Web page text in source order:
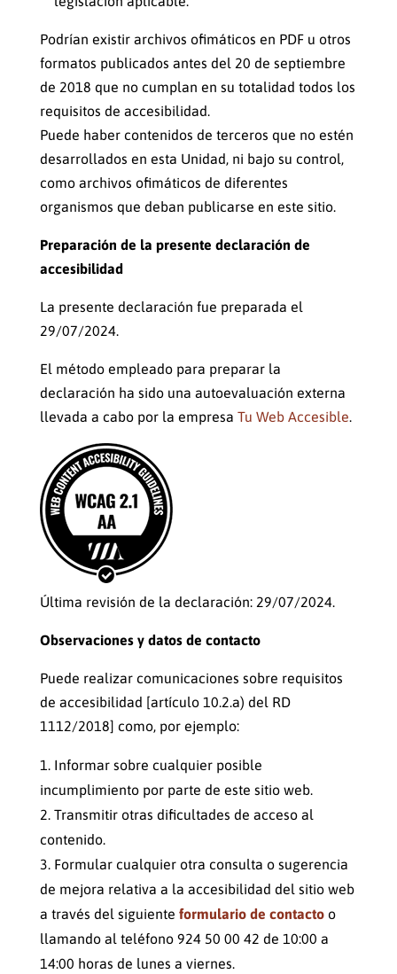
Podrían existir archivos ofimáticos en PDF u otros
formatos publicados antes del 20 de septiembre
de 2018 que no cumplan en su totalidad todos los
requisitos de accesibilidad.
Puede haber contenidos de terceros que no estén
desarrollados en esta Unidad, ni bajo su control,
como archivos ofimáticos de diferentes
organismos que deban publicarse en este sitio.
Preparación de la presente declaración de
accesibilidad
La presente declaración fue preparada el
29/07/2024.
El método empleado para preparar la
declaración ha sido una autoevaluación externa
llevada a cabo por la empresa Tu Web Accesible.
Última revisión de la declaración: 29/07/2024.
Observaciones y datos de contacto
Puede realizar comunicaciones sobre requisitos
de accesibilidad [artículo 10.2.a) del RD
1112/2018] como, por ejemplo:
Informar sobre cualquier posible
incumplimiento por parte de este sitio web.
Transmitir otras dificultades de acceso al
contenido.
Formular cualquier otra consulta o sugerencia
de mejora relativa a la accesibilidad del sitio web
a través del siguiente formulario de contactoo
llamando al teléfono 924 50 00 42 de 10:00 a
14:00 horas de lunes a viernes.